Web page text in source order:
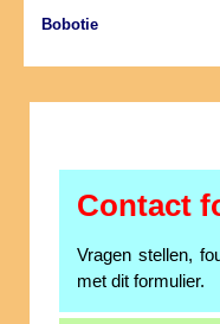
Bobotie
Contact
Vragen stellen,
met dit formulier.